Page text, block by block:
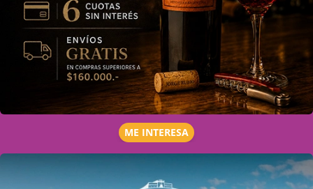
ME INTERESA